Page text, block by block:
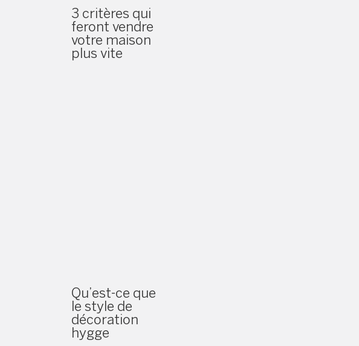
3 critères qui
feront vendre
votre maison
plus vite
Qu’est-ce que
le style de
décoration
hygge